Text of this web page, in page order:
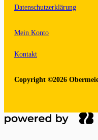
Datenschutzerklärung
Mein Konto
Kontakt
Copyright ©2026